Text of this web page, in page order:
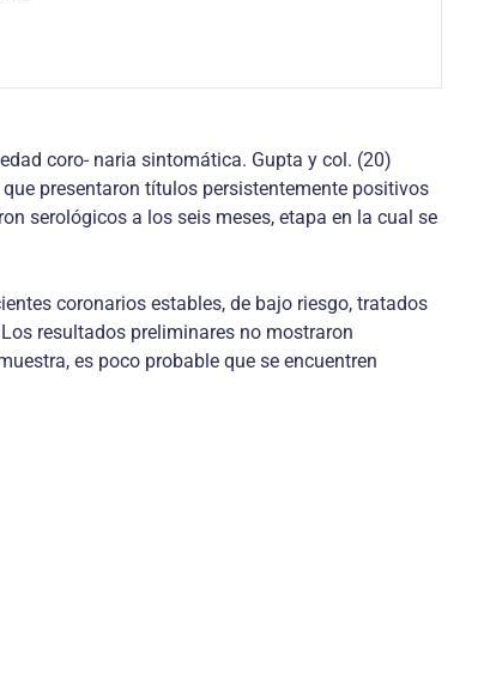
coro- naria sintomática. Gupta y col. (20)
presentaron títulos persistentemente positivos
serológicos a los seis meses, etapa en la cual se
coronarios estables, de bajo riesgo, tratados
resultados preliminares no mostraron
es poco probable que se encuentren